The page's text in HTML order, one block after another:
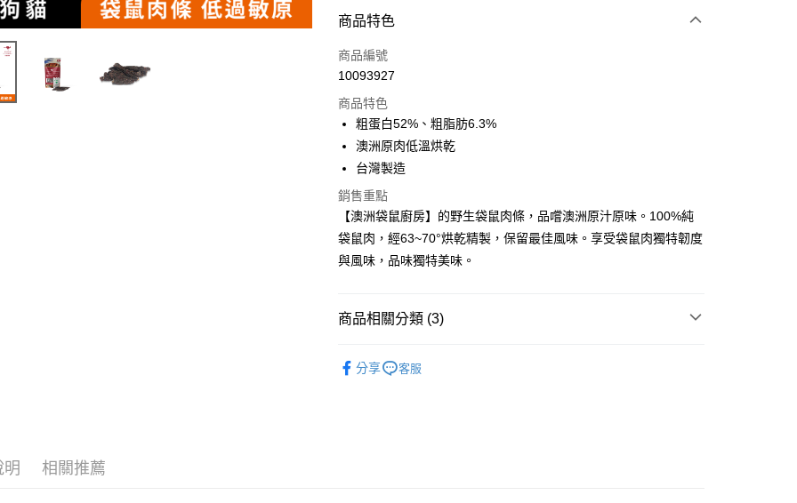
付款方式
信用卡一次付款
LINE Pay
Apple Pay
悠遊付
每筆NT$60，滿NT$899(含以上)免運費
商品特色
商品編號
10093927
商品特色
粗蛋白52%、粗脂肪6.3%
澳洲原肉低溫烘乾
台灣製造
銷售重點
【澳洲袋鼠廚房】的野生袋鼠肉條，品嚐澳洲原汁原味。100%純
袋鼠肉，經63~70°烘乾精製，保留最佳風味。享受袋鼠肉獨特韌度
與風味，品味獨特美味。
商品相關分類 (3)
分享 客服
明 相關推薦